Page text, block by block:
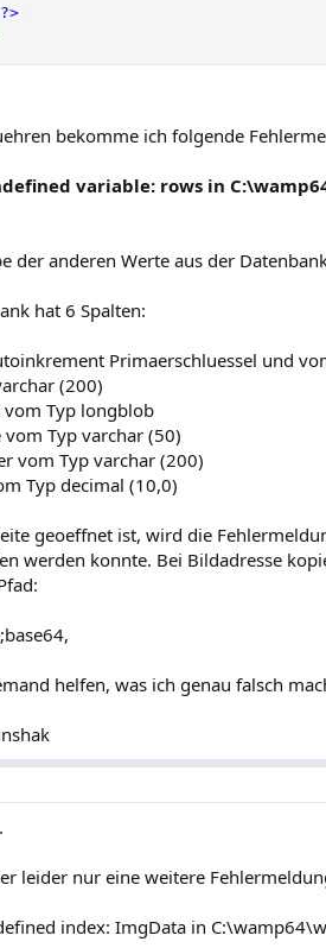
?>
bekomme ich folgende
variable: rows in
der anderen Werte aus der
hat 6 Spalten:
Primaerschluessel und
(200)
Typ longblob
Typ varchar (50)
vom Typ varchar (200)
Typ decimal (10,0)
geoeffnet ist, wird die
werden konnte. Bei Bildadresse
helfen, was ich genau falsch
leider nur eine weitere
index: ImgData in